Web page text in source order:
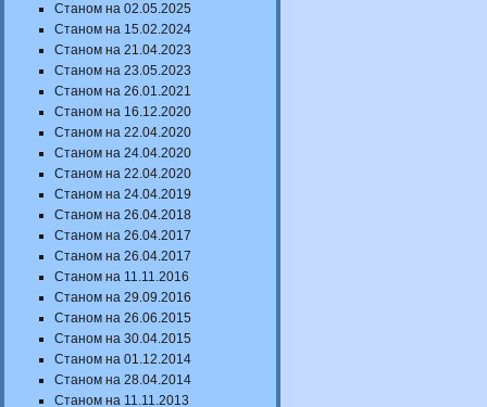
Станом на 02.05.2025
Станом на 15.02.2024
Станом на 21.04.2023
Станом на 23.05.2023
Станом на 26.01.2021
Станом на 16.12.2020
Станом на 22.04.2020
Станом на 24.04.2020
Станом на 22.04.2020
Станом на 24.04.2019
Станом на 26.04.2018
Станом на 26.04.2017
Станом на 26.04.2017
Станом на 11.11.2016
Станом на 29.09.2016
Станом на 26.06.2015
Станом на 30.04.2015
Станом на 01.12.2014
Станом на 28.04.2014
Станом на 11.11.2013